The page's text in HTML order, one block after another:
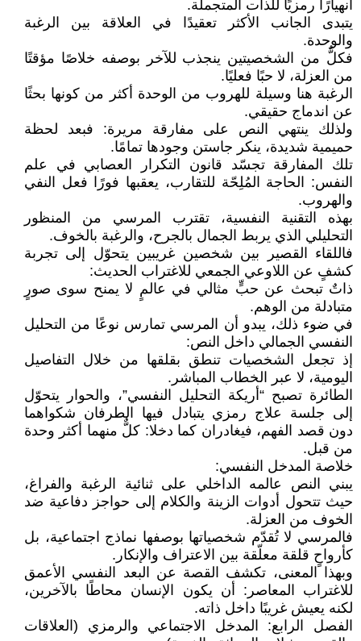
انهيارًا رمزيًا للذات المتجملة.
يتبدى الجانب الأكثر تعقيدًا في العلاقة بين الرغبة
والوحدة.
فكلٌّ من الشخصيتين ينجذب للآخر بوصفه خلاصًا مؤقتًا
من العزلة، لا حبًا فعليًا.
الرغبة هنا وسيلة للهروب من الوحدة أكثر من كونها بحثًا
عن اندماج حقيقي.
ولذلك ينتهي النص على مفارقة مريرة: فبعد لحظة
حميمية شديدة، ينكر جاستن وجودها تمامًا.
تلك المفارقة تجسّد قانون التكرار العصابي في علم
النفس: الحاجة المُلِحّة للتقارب، يعقبها فورًا فعل النفي
والهروب.
بهذه التقنية النفسية، تقترب المرسي من المنظور
التحليلي الذي يربط الجمال بالجرح، والرغبة بالخوف.
فاللقاء القصير بين شخصين غريبين يتحوّل إلى تجربة
كشفٍ عن اللاوعي الجمعي للاغتراب الحديث:
ذاتٌ تبحث عن حبٍّ مثالي في عالمٍ لا يمنح سوى صورٍ
متبادلة من الوهم.
في ضوء ذلك، يبدو أن المرسي تمارس نوعًا من التحليل
النفسي الجمالي داخل النص:
إذ تجعل الشخصيات تنطق بقلقها من خلال التفاصيل
اليومية، لا عبر الخطاب المباشر.
الطائرة تصبح “أريكة التحليل النفسي”، والحوار يتحوّل
إلى جلسة علاج رمزي يتبادل فيها الطرفان شكواهما
دون قصد الفهم، فيغادران كما دخلا: كلٌّ منهما أكثر وحدة
من قبل.
خلاصة المدخل النفسي:
يبني النص عالمه الداخلي على ثنائية الرغبة والفراغ،
حيث تتحول أدوات الزينة والكلام إلى حواجز دفاعية ضد
الخوف من العزلة.
فالمرسي لا تُقدّم شخصياتها بوصفها نماذج اجتماعية، بل
كأرواحٍ قلقة معلّقة بين الاعتراف والإنكار.
وبهذا المعنى، تكشف القصة عن البعد النفسي الأعمق
للاغتراب المعاصر: أن يكون الإنسان محاطًا بالآخرين،
لكنه يعيش غريبًا داخل ذاته.
الفصل الرابع: المدخل الاجتماعي والرمزي (العلاقات